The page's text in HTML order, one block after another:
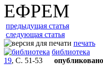
ЕФРЕМ
предыдущая статья
следующая статья
печать
библиотека
19, С. 51-53